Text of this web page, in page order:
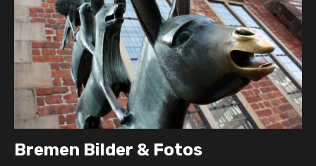
Bremen Bilder & Fotos